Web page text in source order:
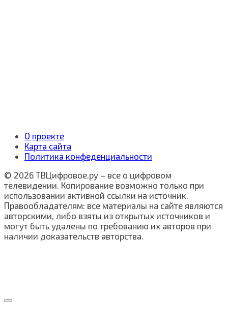
О проекте
Карта сайта
Политика конфеденциальности
© 2026 ТВЦифровое.ру – все о цифровом
телевидении. Копирование возможно только при
использовании активной ссылки на источник.
Правообладателям: все материалы на сайте являются
авторскими, либо взяты из открытых источников и
могут быть удалены по требованию их авторов при
наличии доказательств авторства.